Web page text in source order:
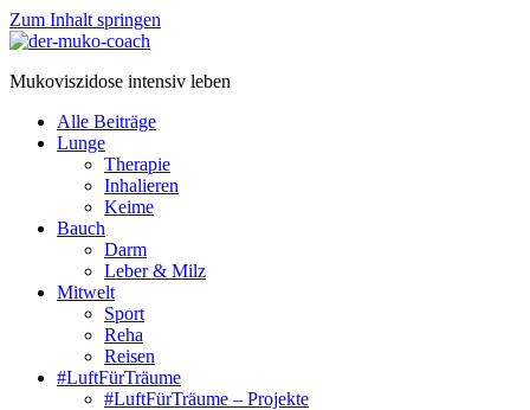
Zum Inhalt springen
Mukoviszidose intensiv leben
Alle Beiträge
Lunge
Therapie
Inhalieren
Keime
Bauch
Darm
Leber & Milz
Mitwelt
Sport
Reha
Reisen
#LuftFürTräume
#LuftFürTräume – Projekte